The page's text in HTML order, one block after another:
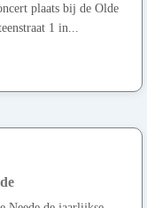
plaats bij de Olde
1 in...